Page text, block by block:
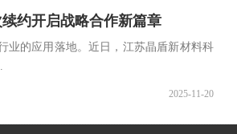
约开启战略合作新篇章
业的应用落地。近日，江苏晶盾新材料科
2025-11-20